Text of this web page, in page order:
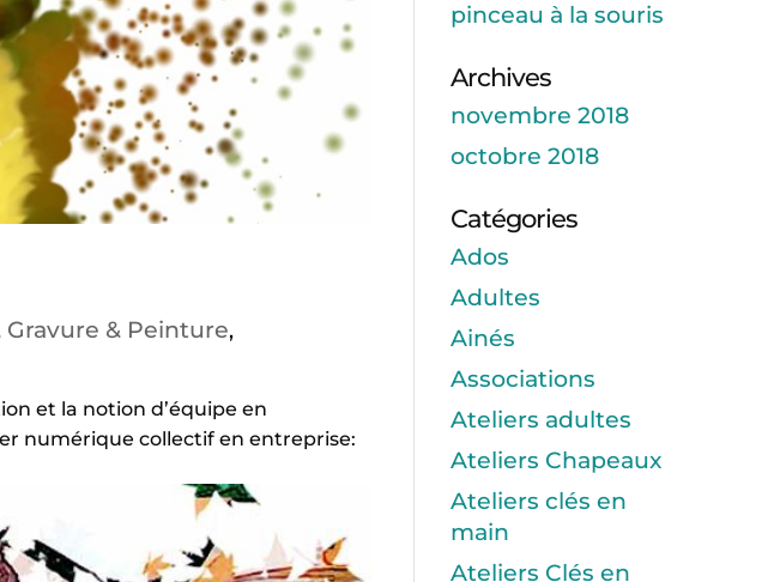
& Peinture,
et la notion d’équipe en
numérique collectif en entreprise:
pinceau à la souris
Archives
novembre 2018
octobre 2018
Catégories
Ados
Adultes
Ainés
Associations
Ateliers adultes
Ateliers Chapeaux
Ateliers clés en
main
Ateliers Clés en